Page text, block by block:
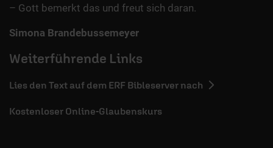
– Gott bemerkt das und freut sich daran.
Simona Brandebussemeyer
Weiterführende Links
Lies den Text auf dem ERF Bibleserver nach
Kostenloser Online-Glaubenskurs